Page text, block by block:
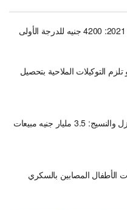
تلزم التوكيلات الملاحية بتحصيل
فاضل مرزوق رئيس جيزة للغزل والنسيج: 3.5 مليار جنيه مبيعات
الأطفال المصابين بالسكري